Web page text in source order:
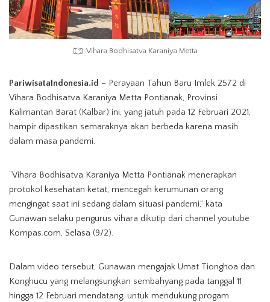
Vihara Bodhisatva Karaniya Metta
PariwisataIndonesia.id – Perayaan Tahun Baru Imlek 2572 di
Vihara Bodhisatva Karaniya Metta Pontianak, Provinsi
Kalimantan Barat (Kalbar) ini, yang jatuh pada 12 Februari 2021,
hampir dipastikan semaraknya akan berbeda karena masih
dalam masa pandemi.
“Vihara Bodhisatva Karaniya Metta Pontianak menerapkan
protokol kesehatan ketat, mencegah kerumunan orang
mengingat saat ini sedang dalam situasi pandemi,” kata
Gunawan selaku pengurus vihara dikutip dari channel youtube
Kompas.com, Selasa (9/2).
Dalam video tersebut, Gunawan mengajak Umat Tionghoa dan
Konghucu yang melangsungkan sembahyang pada tanggal 11
hingga 12 Februari mendatang, untuk mendukung progam